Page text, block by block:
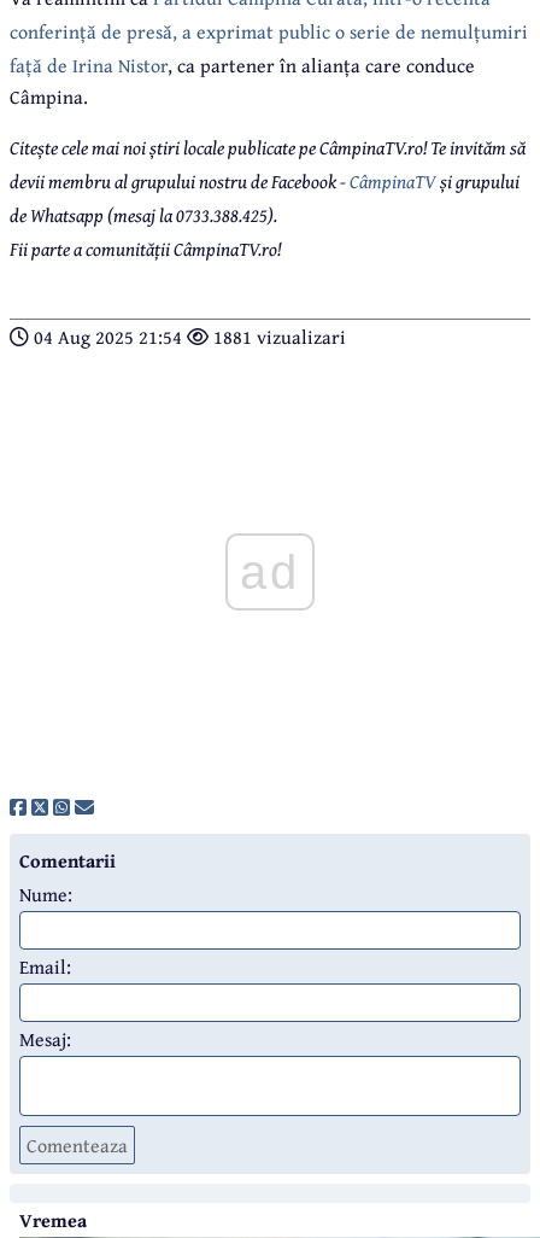
conferință de presă, a exprimat public o serie de nemulțumiri
față de Irina Nistor, ca partener în alianța care conduce
Câmpina.
Citește cele mai noi știri locale publicate pe CâmpinaTV.ro! Te invităm să
devii membru al grupului nostru de Facebook -CâmpinaTVși grupului
de Whatsapp (mesaj la 0733.388.425).
Fii parte a comunității CâmpinaTV.ro!
04 Aug 2025 21:54 1881 vizualizari
ad
Comentarii
Nume:
Email:
Mesaj:
Comenteaza
Vremea